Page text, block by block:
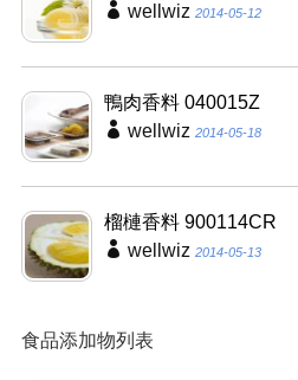
wellwiz 2014-05-12
鴨肉香料 040015Z
wellwiz 2014-05-18
榴槤香料 900114CR
wellwiz 2014-05-13
食品添加物列表